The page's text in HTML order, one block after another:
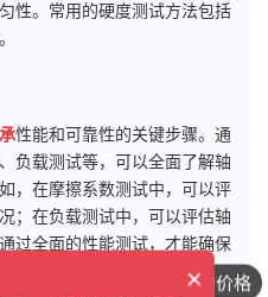
性。常用的硬度测试方法包括
性能和可靠性的关键步骤。通
负载测试等，可以全面了解轴
，在摩擦系数测试中，可以评
；在负载测试中，可以评估轴
过全面的性能测试，才能确保
性能和可靠性。
想咨询具体的价格
×